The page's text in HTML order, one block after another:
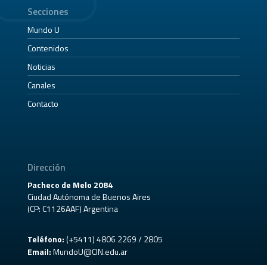
Secciones
Mundo U
Contenidos
Noticias
Canales
Contacto
Dirección
Pacheco de Melo 2084
Ciudad Autónoma de Buenos Aires
(CP: C1126AAF) Argentina
Teléfono:(+5411) 4806 2269 / 2805
Email: MundoU@CIN.edu.ar